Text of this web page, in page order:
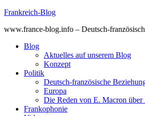
Skip
content
Frankreich-Blog
www.france-blog.info – Deutsch-
Blog
Aktuelles auf unserem Blog
Konzept
Politik
Deutsch-französische
Europa
Die Reden von E. Macron über
Frankophonie